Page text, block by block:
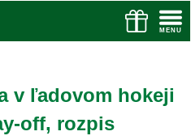
v ľadovom hokeji
off, rozpis